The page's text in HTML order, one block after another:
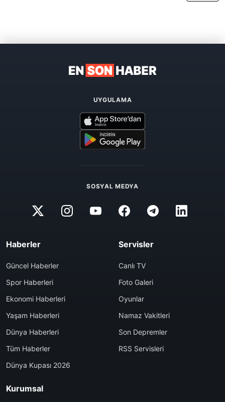
UYGULAMA
SOSYAL MEDYA
Haberler
Güncel Haberler
Spor Haberleri
Ekonomi Haberleri
Yaşam Haberleri
Dünya Haberleri
Tüm Haberler
Dünya Kupası 2026
Servisler
Canlı TV
Foto Galeri
Oyunlar
Namaz Vakitleri
Son Depremler
RSS Servisleri
Kurumsal